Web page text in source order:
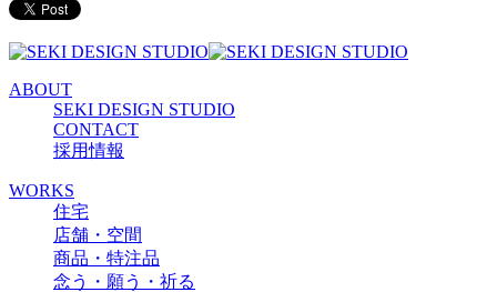
ABOUT
SEKI DESIGN STUDIO
CONTACT
採用情報
WORKS
住宅
店舗・空間
商品・特注品
念う・願う・祈る